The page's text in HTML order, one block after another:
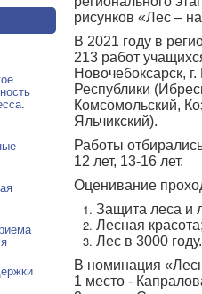
рисунков «Лес –
В 2021 году в
213 работ
Новочебоксарск,
Республики
Комсомольский,
Яльчикский).
Работы
12 лет, 13-16 лет.
Оценивание
Защита леса и
Лесная красота;
Лес в 3000 году.
В номинация
1 место -